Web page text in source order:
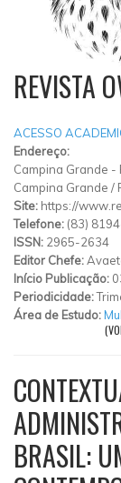
REVISTA
ACESSO
Endereço:
Campina Grande -
Campina Grande /
Site: https://
Telefone: (83)
ISSN: 2965-2634
Editor Chefe:
Início Publicação:
Periodicidade:
Área de Estudo:
BRASIL: